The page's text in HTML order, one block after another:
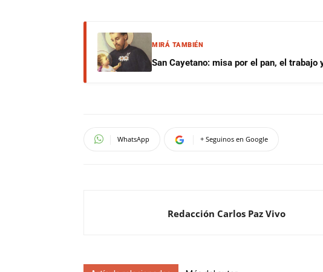
MIRÁ TAMBIÉN
San Cayetano: misa por el pan, el trabajo
WhatsApp + Seguinos en Google
Redacción Carlos Paz Vivo